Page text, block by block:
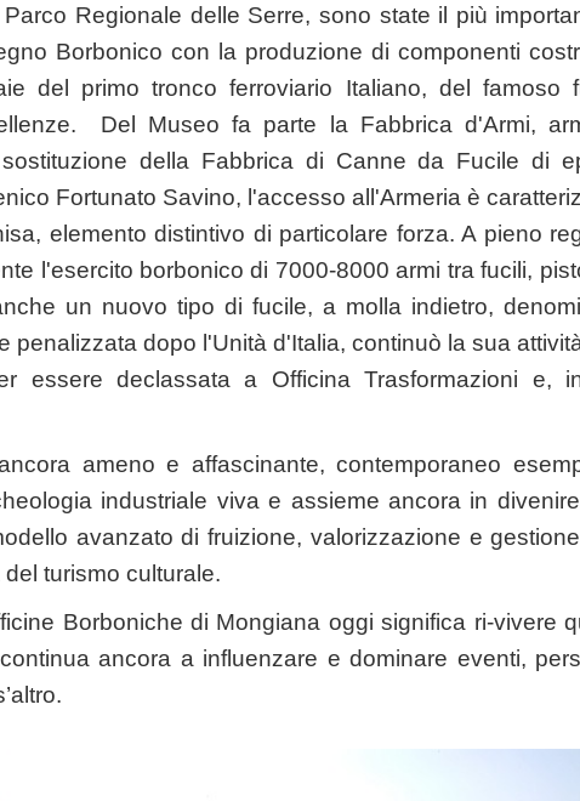
Regionale delle Serre, sono state il più
Borbonico con la produzione di componenti
del primo tronco ferroviario Italiano, del famoso
Del Museo fa parte la Fabbrica d'Armi,
della Fabbrica di Canne da Fucile di
Fortunato Savino, l'accesso all'Armeria è
elemento distintivo di particolare forza. A pieno
l'esercito borbonico di 7000-8000 armi tra fucili,
un nuovo tipo di fucile, a molla indietro,
penalizzata dopo l'Unità d'Italia, continuò la sua
essere declassata a Officina Trasformazioni e,
ameno e affascinante, contemporaneo
industriale viva e assieme ancora in
avanzato di fruizione, valorizzazione e
turismo culturale.
Borboniche di Mongiana oggi significa ri-vivere
ancora a influenzare e dominare eventi,